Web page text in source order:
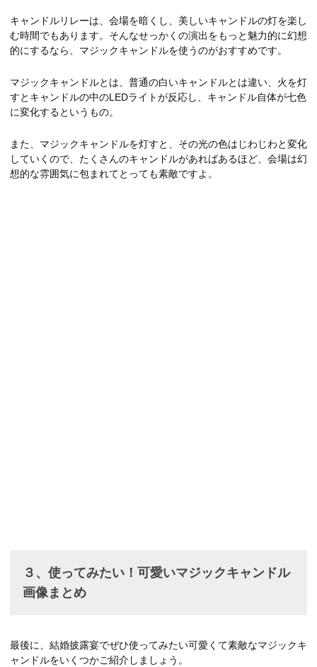
キャンドルリレーは、会場を暗くし、美しいキャンドルの灯を楽し
む時間でもあります。そんなせっかくの演出をもっと魅力的に幻想
的にするなら、マジックキャンドルを使うのがおすすめです。
マジックキャンドルとは、普通の白いキャンドルとは違い、火を灯
すとキャンドルの中のLEDライトが反応し、キャンドル自体が七色
に変化するというもの。
また、マジックキャンドルを灯すと、その光の色はじわじわと変化
していくので、たくさんのキャンドルがあればあるほど、会場は幻
想的な雰囲気に包まれてとっても素敵ですよ。
３、使ってみたい！可愛いマジックキャンドル
画像まとめ
最後に、結婚披露宴でぜひ使ってみたい可愛くて素敵なマジックキ
ャンドルをいくつかご紹介しましょう。